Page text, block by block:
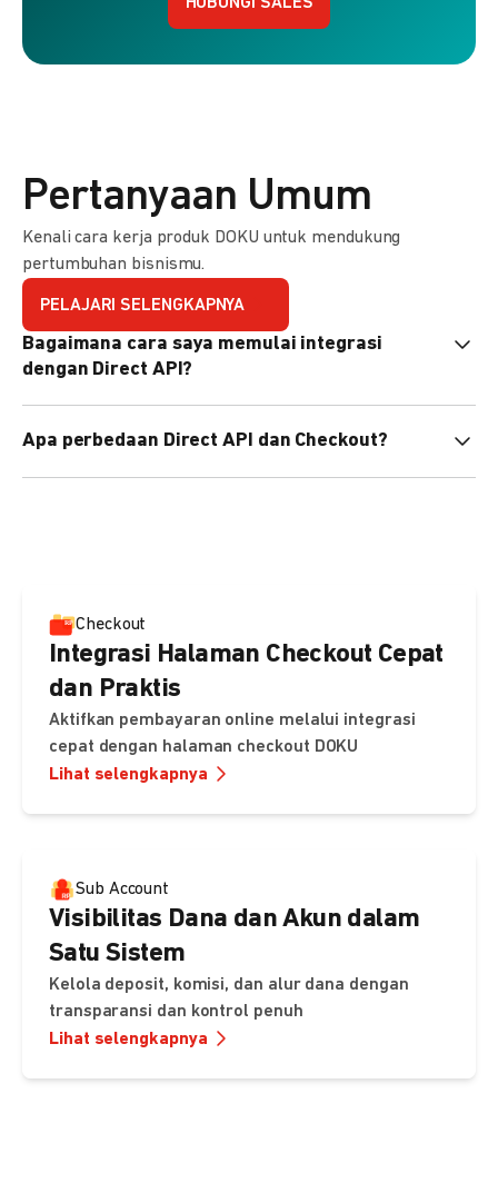
HUBUNGI SALES
Pertanyaan Umum
Kenali cara kerja produk DOKU untuk mendukung
pertumbuhan bisnismu.
PELAJARI SELENGKAPNYA
Bagaimana cara saya memulai integrasi
dengan Direct API?
pemrograman untuk membantu integrasi Anda. Pelajari
Apa perbedaan Direct API dan Checkout?
Checkout
Integrasi Halaman Checkout Cepat
dan Praktis
Aktifkan pembayaran online melalui integrasi
cepat dengan halaman checkout DOKU
Lihat selengkapnya
Sub Account
Visibilitas Dana dan Akun dalam
Satu Sistem
Kelola deposit, komisi, dan alur dana dengan
transparansi dan kontrol penuh
Lihat selengkapnya